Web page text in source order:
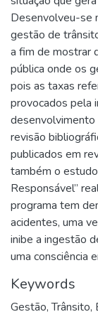
Desenvolveu-se
gestão de
a fim de mostrar
pública onde os
pois as taxas
provocados pela
revisão
publicados em
também o
Responsável”
programa tem
acidentes, uma
inibe a ingestão
uma consciência
Keywords
Gestão,Trânsito,